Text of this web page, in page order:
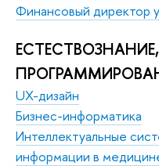
Финансовый директор
UX-дизайн
Бизнес-информатика
Интеллектуальные
информации в